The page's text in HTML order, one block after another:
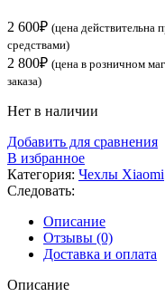
2 600₽ (цена действительна
средствами)
2 800₽ (цена в розничном
заказа)
Нет в наличии
Добавить для сравнения
В избранное
Категория: Чехлы Xiaomi
Следовать:
Описание
Отзывы (0)
Доставка и оплата
Описание